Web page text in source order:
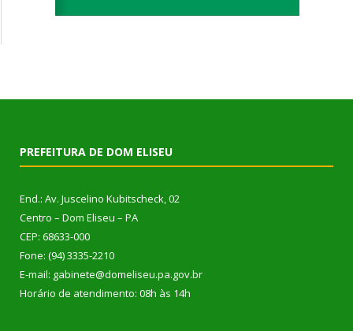
PREFEITURA DE DOM ELISEU
End.: Av. Juscelino Kubitscheck, 02
Centro – Dom Eliseu – PA
CEP: 68633-000
Fone: (94) 3335-2210
E-mail: gabinete@domeliseu.pa.gov.br
Horário de atendimento: 08h às 14h